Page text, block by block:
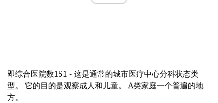
即综合医院数151 - 这是通常的城市医疗中心分科状态类
型。 它的目的是观察成人和儿童。 A类家庭一个普遍的地
方。